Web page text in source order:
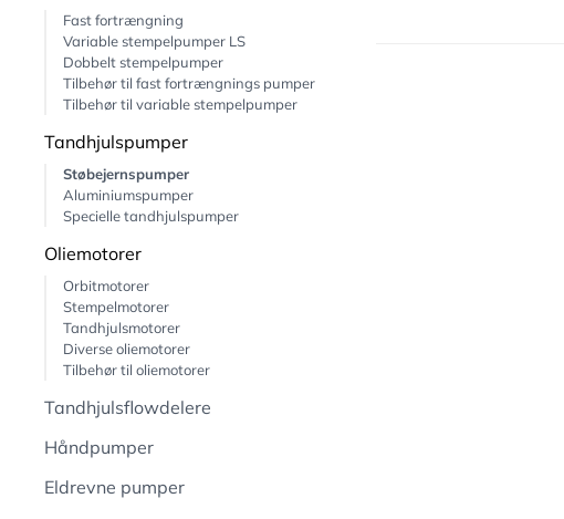
Fast fortrængning
Variable stempelpumper LS
Dobbelt stempelpumper
Tilbehør til fast fortrængnings pumper
Tilbehør til variable stempelpumper
Tandhjulspumper
Støbejernspumper
Aluminiumspumper
Specielle tandhjulspumper
Oliemotorer
Orbitmotorer
Stempelmotorer
Tandhjulsmotorer
Diverse oliemotorer
Tilbehør til oliemotorer
Tandhjulsflowdelere
Håndpumper
Eldrevne pumper